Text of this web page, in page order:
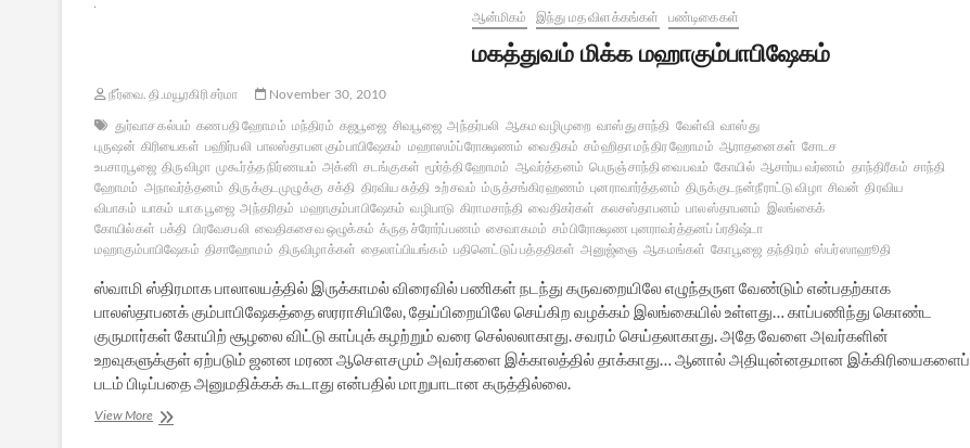
ஆன்மிகம் இந்து மத விளக்கங்கள் பண்டிகைகள்
மகத்துவம் மிக்க மஹாகும்பாபிஷேகம்
நீர்வை. தி.மயூரகிரி சர்மா
November 30, 2010
துர்வாச கல்பம் கணபதி ஹோமம் மந்திரம் கஜபூஜை சிவபூஜை அந்தர்பலி ஆகம வழிமுறை வாஸ்து சாந்தி வேள்வி வாஸ்து
புருஷன் கிரியைகள் பஹிர்பலி பாலஸ்தாபன கும்பாபிஷேகம் மஹாஸம்ப்ரோக்ஷணம் வைதிகம் சம்ஹிதா மந்திர ஹோமம் ஆராதனைகள் சோடச
உபசாரபூஜை திருவிழா முகூர்த்த நிர்ணயம் அக்னி சடங்குகள் மூர்த்தி ஹோமம் ஆவர்த்தனம் பெருஞ்சாந்தி வைபவம் கோயில் ஆசார்ய வர்ணம் தாந்திரீகம் சாந்தி
ஹோமம் அநாவர்த்தனம் திருக்குடமுழுக்கு சக்தி திரவிய சுத்தி உற்சவம் ம்ருத்சங்கிரஹணம் புனராவார்த்தனம் திருக்குடநன்நீராட்டு விழா சிவன் திரவிய
விபாகம் யாகம் யாக பூஜை அந்தரிதம் மஹாகும்பாபிஷேகம் வழிபாடு கிராமசாந்தி வைதிகர்கள் கலசஸ்தாபனம் பாலஸ்தாபனம் இலங்கைக்
கோயில்கள் பக்தி பிரவேசபலி வைதிகசைவ ஒழுக்கம் க்ருத ச்ரோர்ப்பணம் சைவாகமம் சம்பிரோக்ஷண புனராவர்த்தனப் ப்ரதிஷ்டா
மஹாகும்பாபிஷேகம் திசாஹோமம் திருவிழாக்கள் தைலாப்பியங்கம் பதினெட்டுப் பத்ததிகள் அனுஜ்ஞை ஆகமங்கள் கோபூஜை தந்திரம் ஸ்பர்ஸாஹூதி
ஸ்வாமி ஸ்திரமாக பாலாலயத்தில் இருக்காமல் விரைவில் பணிகள் நடந்து கருவறையிலே எழுந்தருள வேண்டும் என்பதற்காக
பாலஸ்தாபனக் கும்பாபிஷேகத்தை ஸரராசியிலே, தேய்பிறையிலே செய்கிற வழக்கம் இலங்கையில் உள்ளது… காப்பணிந்து கொண்ட
குருமார்கள் கோயிற் சூழலை விட்டு காப்புக் கழற்றும் வரை செல்லலாகாது. சவரம் செய்தலாகாது. அதே வேளை அவர்களின்
உறவுகளுக்குள் ஏற்படும் ஜனன மரண ஆசௌசமும் அவர்களை இக்காலத்தில் தாக்காது… ஆனால் அதியுன்னதமான இக்கிரியைகளைப்
படம் பிடிப்பதை அனுமதிக்கக் கூடாது என்பதில் மாறுபாடான கருத்தில்லை.
View Moreமகத்துவம்